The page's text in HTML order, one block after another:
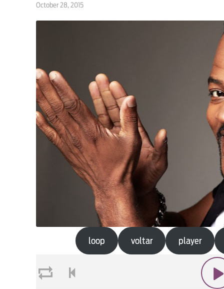
October 28, 2015
loop voltar player